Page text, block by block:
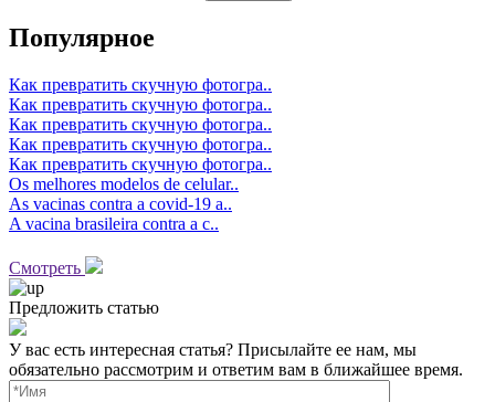
Популярное
Как превратить скучную фотогра..
Как превратить скучную фотогра..
Как превратить скучную фотогра..
Как превратить скучную фотогра..
Как превратить скучную фотогра..
Os melhores modelos de celular..
As vacinas contra a covid-19 a..
A vacina brasileira contra a c..
Смотреть
Предложить статью
У вас есть интересная статья? Присылайте ее нам, мы
обязательно рассмотрим и ответим вам в ближайшее время.